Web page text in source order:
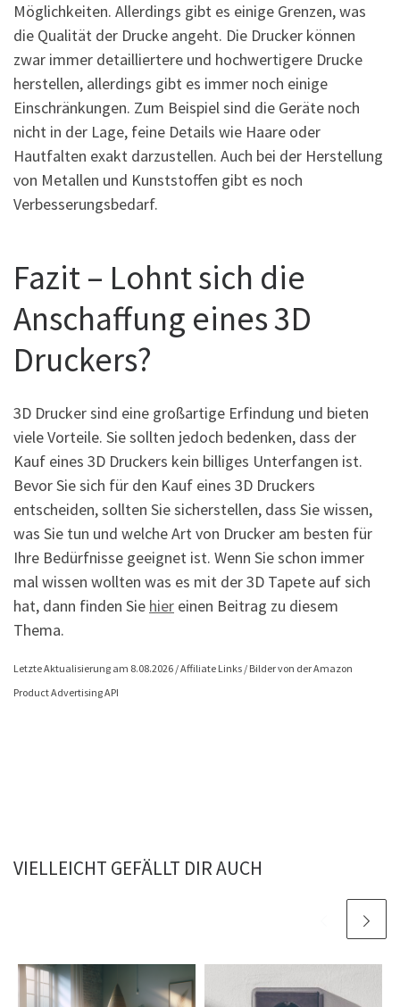
Möglichkeiten. Allerdings gibt es einige Grenzen, was
die Qualität der Drucke angeht. Die Drucker können
zwar immer detailliertere und hochwertigere Drucke
herstellen, allerdings gibt es immer noch einige
Einschränkungen. Zum Beispiel sind die Geräte noch
nicht in der Lage, feine Details wie Haare oder
Hautfalten exakt darzustellen. Auch bei der Herstellung
von Metallen und Kunststoffen gibt es noch
Verbesserungsbedarf.
Fazit – Lohnt sich die
Anschaffung eines 3D
Druckers?
3D Drucker sind eine großartige Erfindung und bieten
viele Vorteile. Sie sollten jedoch bedenken, dass der
Kauf eines 3D Druckers kein billiges Unterfangen ist.
Bevor Sie sich für den Kauf eines 3D Druckers
entscheiden, sollten Sie sicherstellen, dass Sie wissen,
was Sie tun und welche Art von Drucker am besten für
Ihre Bedürfnisse geeignet ist. Wenn Sie schon immer
mal wissen wollten was es mit der 3D Tapete auf sich
hat, dann finden Sie hier einen Beitrag zu diesem
Thema.
Letzte Aktualisierung am 8.08.2026 / Affiliate Links / Bilder von der Amazon
Product Advertising API
VIELLEICHT GEFÄLLT DIR AUCH